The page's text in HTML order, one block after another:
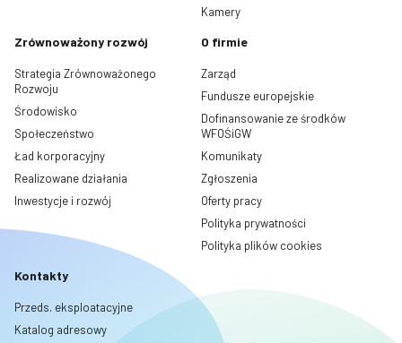
Kamery
Zrównoważony rozwój
Strategia Zrównoważonego
Rozwoju
Środowisko
Społeczeństwo
Ład korporacyjny
Realizowane działania
Inwestycje i rozwój
O firmie
Zarząd
Fundusze europejskie
Dofinansowanie ze środków
WFOŚiGW
Komunikaty
Zgłoszenia
Oferty pracy
Polityka prywatności
Polityka plików cookies
Kontakty
Przeds. eksploatacyjne
Katalog adresowy